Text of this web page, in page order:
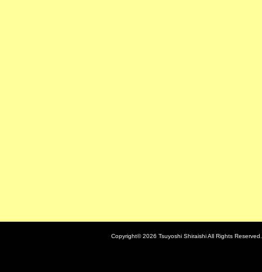
Copyright© 2026 Tsuyoshi Shiraishi All Rights Reserved.